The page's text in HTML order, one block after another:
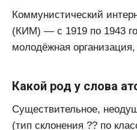
Коммунистический
(КИМ) — c 1919 по 1943
молодёжная
Какой род у слова
Существительное,
(тип склонения ?? по